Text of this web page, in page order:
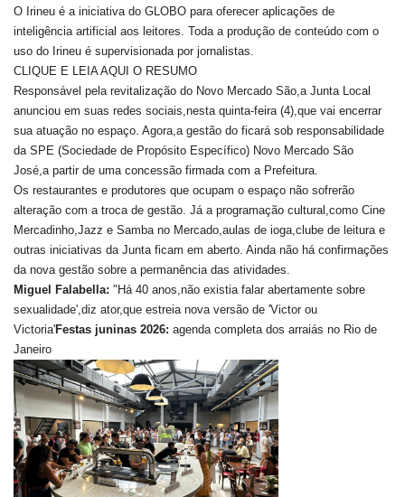
O Irineu é a iniciativa do GLOBO para oferecer aplicações de
inteligência artificial aos leitores. Toda a produção de conteúdo com o
uso do Irineu é supervisionada por jornalistas.
CLIQUE E LEIA AQUI O RESUMO
Responsável pela revitalização do Novo Mercado São,a Junta Local
anunciou em suas redes sociais,nesta quinta-feira (4),que vai encerrar
sua atuação no espaço. Agora,a gestão do ficará sob responsabilidade
da SPE (Sociedade de Propósito Específico) Novo Mercado São
José,a partir de uma concessão firmada com a Prefeitura.
Os restaurantes e produtores que ocupam o espaço não sofrerão
alteração com a troca de gestão. Já a programação cultural,como Cine
Mercadinho,Jazz e Samba no Mercado,aulas de ioga,clube de leitura e
outras iniciativas da Junta ficam em aberto. Ainda não há confirmações
da nova gestão sobre a permanência das atividades.
Miguel Falabella: "Há 40 anos,não existia falar abertamente sobre
sexualidade',diz ator,que estreia nova versão de 'Victor ou
Victoria'Festas juninas 2026: agenda completa dos arraiás no Rio de
Janeiro